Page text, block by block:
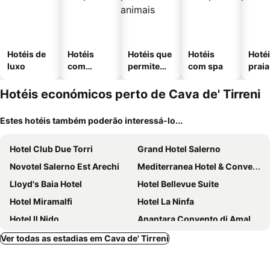
Hotéis de
luxo
Hotéis
com
Hotéis que
permitem
Hotéis
com spa
praia
Hotéis económicos perto de Cava de' Tirreni
Estes hotéis também poderão interessá-lo...
Hotel Club Due Torri
Grand Hotel Salerno
Novotel Salerno Est Arechi
Mediterranea Hotel & Convention Center
Lloyd's Baia Hotel
Hotel Bellevue Suite
Hotel Miramalfi
Hotel La Ninfa
Hotel Il Nido
Anantara Convento di Amalfi Grand Hotel
La Madegra Seasuite
Grand Hotel Excelsior
Ver todas as estadias em Cava de' Tirreni